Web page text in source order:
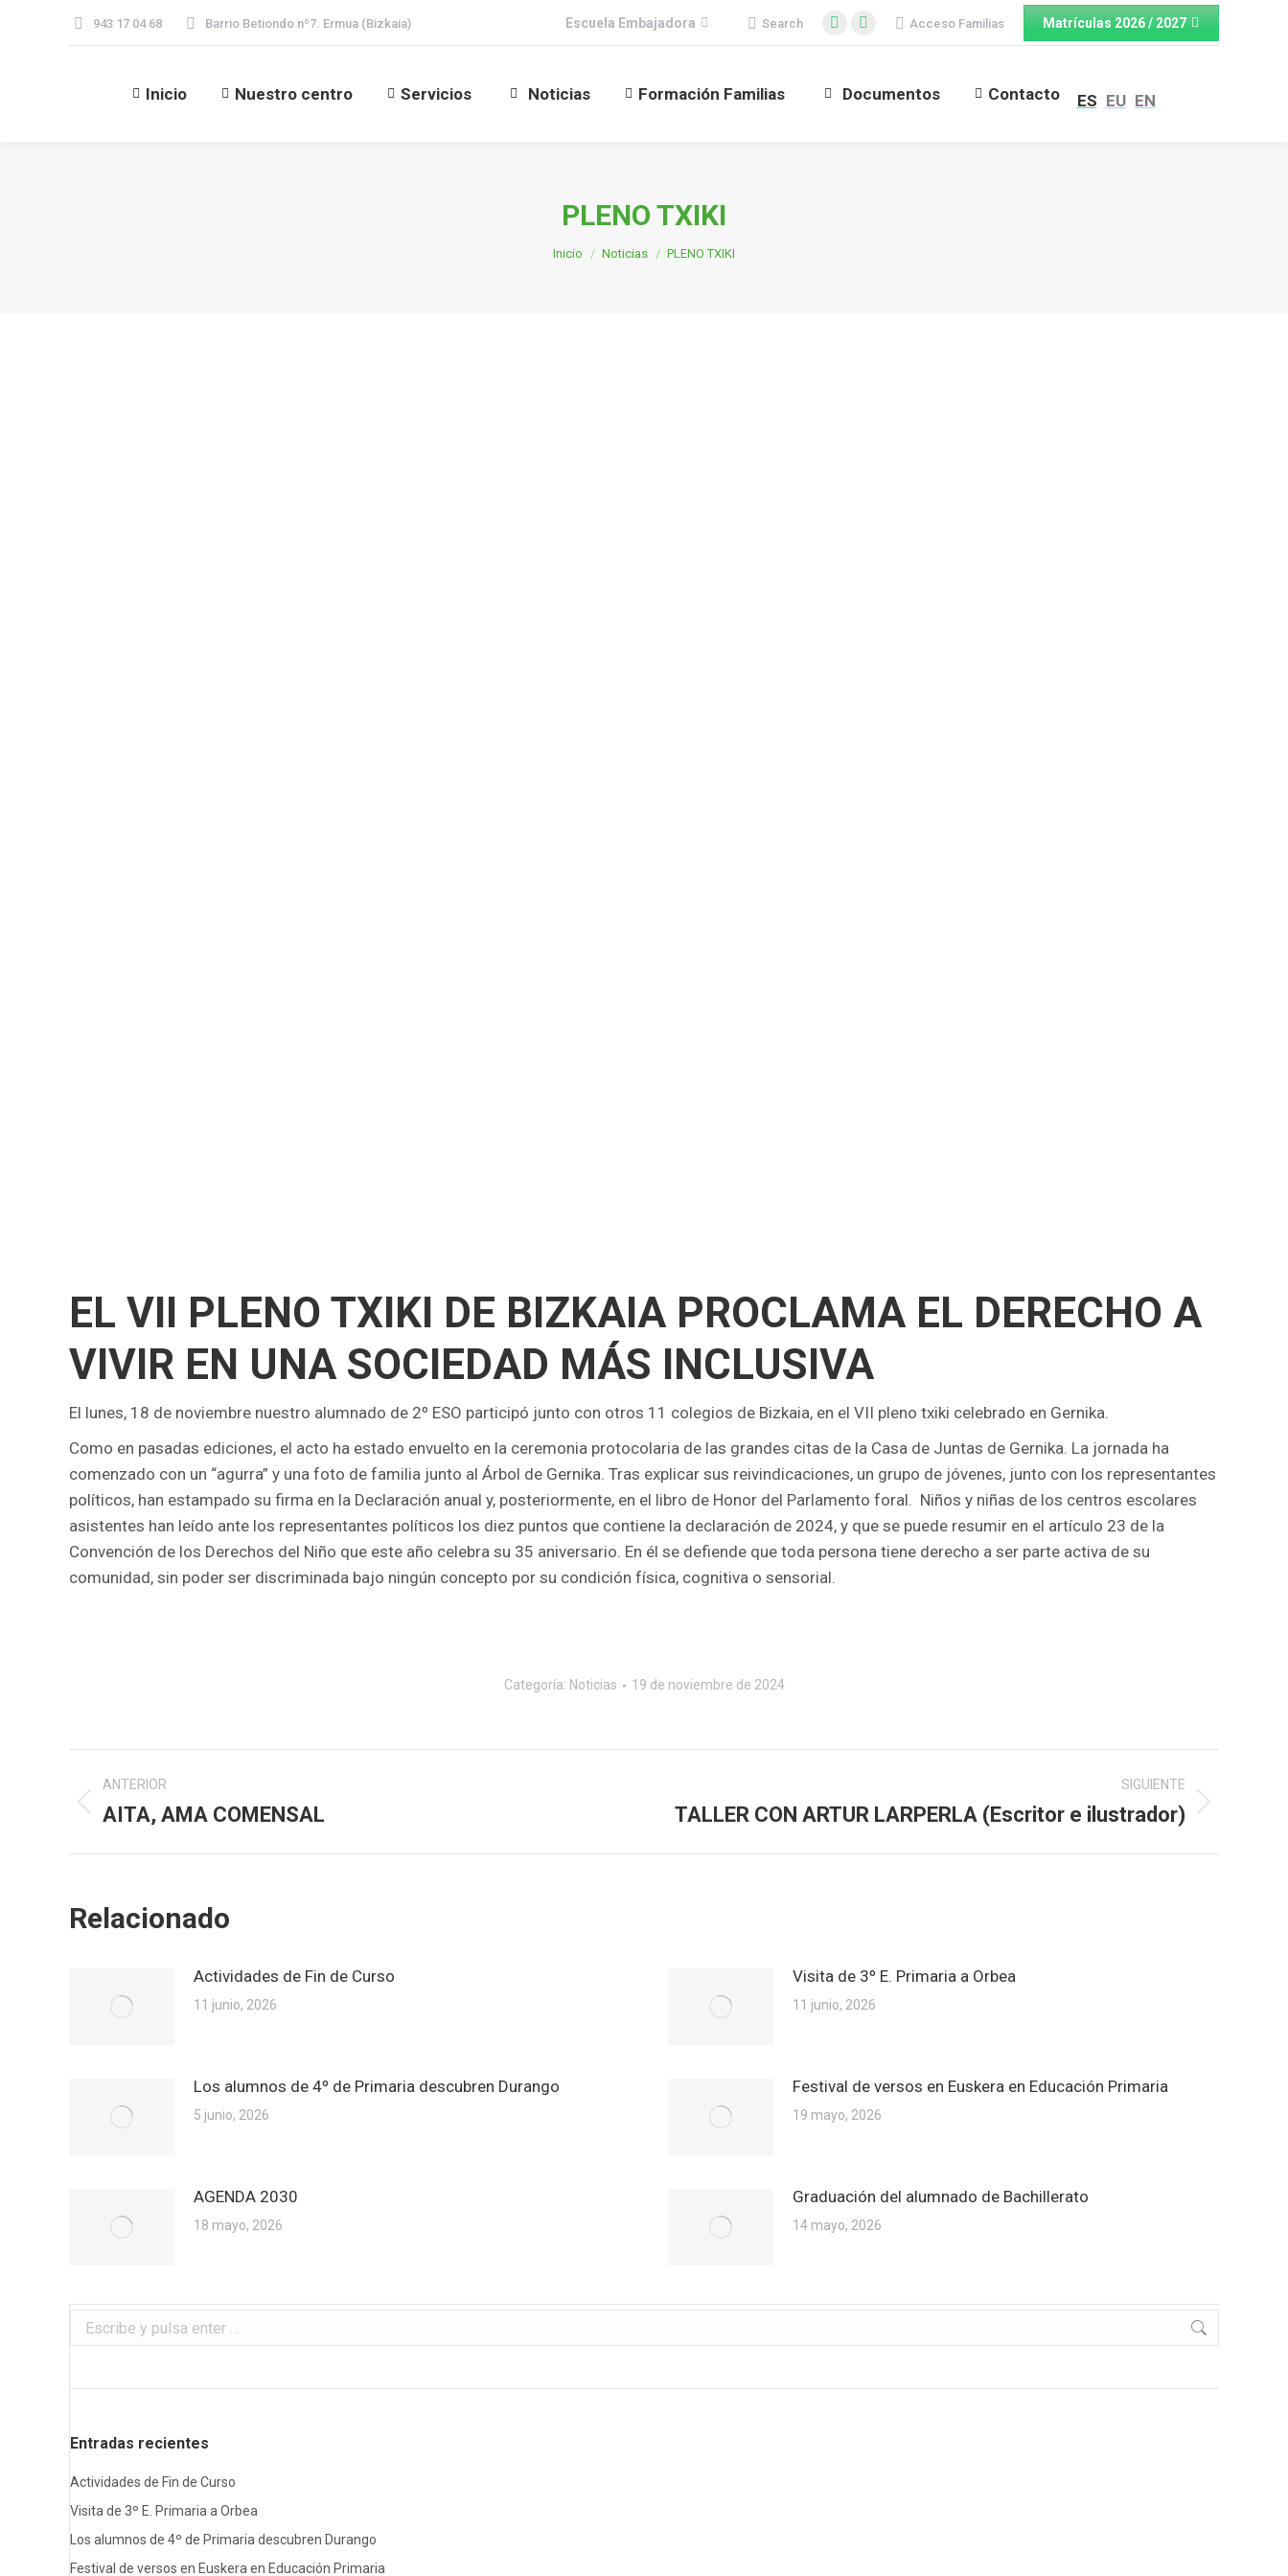
943 17 04 68 Barrio Betiondo nº7. Ermua (Bizkaia) Escuela Embajadora Buscar:
Search
Facebook
opens
Twitter
Acceso Familias Matrículas 2026 / 2027
Inicio Nuestro centro Servicios Noticias Formación Familias Documentos Contacto ES EU EN
PLENO TXIKI
Estás aquí:
Inicio Noticias PLENO TXIKI
EL VII PLENO TXIKI DE BIZKAIA PROCLAMA EL DERECHO A
VIVIR EN UNA SOCIEDAD MÁS INCLUSIVA
El lunes, 18 de noviembre nuestro alumnado de 2º ESO participó junto con otros 11 colegios de Bizkaia, en el VII pleno txiki celebrado en Gernika.
Como en pasadas ediciones, el acto ha estado envuelto en la ceremonia protocolaria de las grandes citas de la Casa de Juntas de Gernika. La jornada ha
comenzado con un “agurra” y una foto de familia junto al Árbol de Gernika. Tras explicar sus reivindicaciones, un grupo de jóvenes, junto con los representantes
políticos, han estampado su firma en la Declaración anual y, posteriormente, en el libro de Honor del Parlamento foral. Niños y niñas de los centros escolares
asistentes han leído ante los representantes políticos los diez puntos que contiene la declaración de 2024, y que se puede resumir en el artículo 23 de la
Convención de los Derechos del Niño que este año celebra su 35 aniversario. En él se defiende que toda persona tiene derecho a ser parte activa de su
comunidad, sin poder ser discriminada bajo ningún concepto por su condición física, cognitiva o sensorial.
Categoría: Noticias 19 de noviembre de 2024
Navegación
entre
publicaciones
ANTERIOR
Publicación
AITA, AMA COMENSAL
SIGUIENTE
Publicación
TALLER CON ARTUR LARPERLA (Escritor e ilustrador)
Relacionado
Actividades de Fin de Curso
11 junio, 2026
Visita de 3º E. Primaria a Orbea
11 junio, 2026
Los alumnos de 4º de Primaria descubren Durango
5 junio, 2026
Festival de versos en Euskera en Educación Primaria
19 mayo, 2026
AGENDA 2030
18 mayo, 2026
Graduación del alumnado de Bachillerato
14 mayo, 2026
Buscar:
Entradas recientes
Actividades de Fin de Curso
Visita de 3º E. Primaria a Orbea
Los alumnos de 4º de Primaria descubren Durango
Festival de versos en Euskera en Educación Primaria